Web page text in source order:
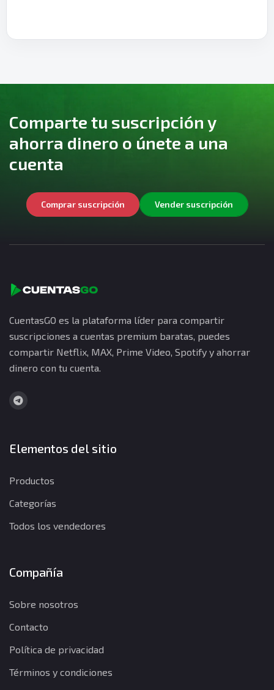
Comparte tu suscripción y
ahorra dinero o únete a una
cuenta
Comprar suscripción Vender suscripción
CuentasGO es la plataforma líder para compartir
suscripciones a cuentas premium baratas, puedes
compartir Netflix, MAX, Prime Video, Spotify y ahorrar
dinero con tu cuenta.
Elementos del sitio
Productos
Categorías
Todos los vendedores
Compañía
Sobre nosotros
Contacto
Política de privacidad
Términos y condiciones